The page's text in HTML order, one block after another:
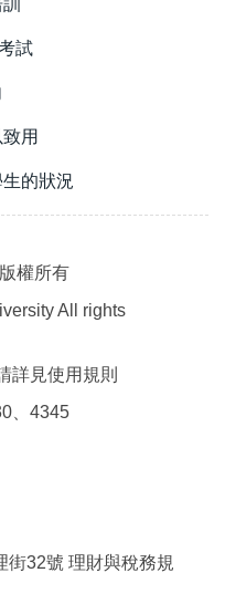
試
用
的狀況
權所有
All rights
詳見使用規則
、4345
街32號 理財與稅務規